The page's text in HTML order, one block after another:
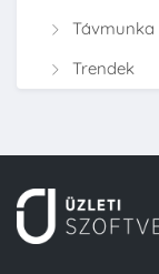
Távmunka
Trendek